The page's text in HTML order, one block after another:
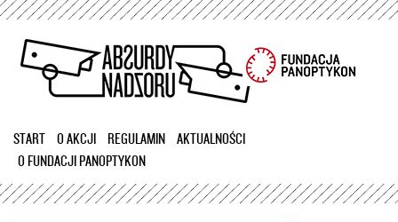
Przejdź
treści
START O AKCJI REGULAMIN
AKTUALNOŚCI
O FUNDACJI PANOPTYKON